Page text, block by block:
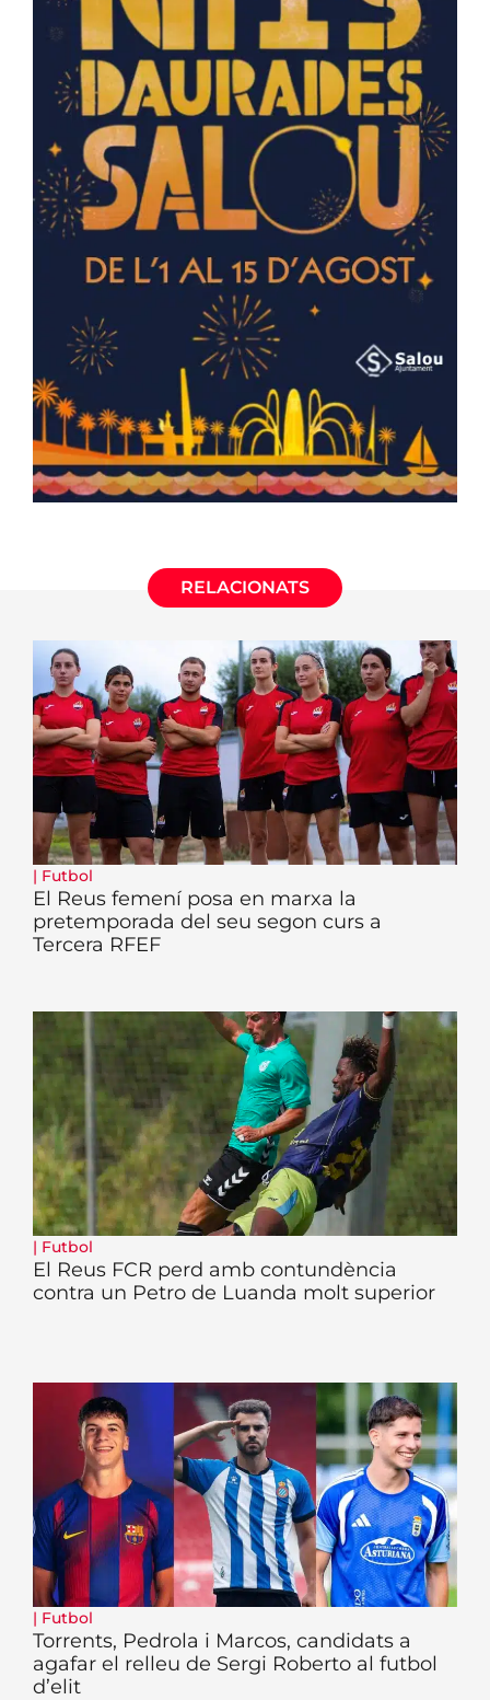
RELACIONATS
| Futbol
El Reus femení posa en marxa la
pretemporada del seu segon curs a
Tercera RFEF
| Futbol
El Reus FCR perd amb contundència
contra un Petro de Luanda molt superior
| Futbol
Torrents, Pedrola i Marcos, candidats a
agafar el relleu de Sergi Roberto al futbol
d’elit